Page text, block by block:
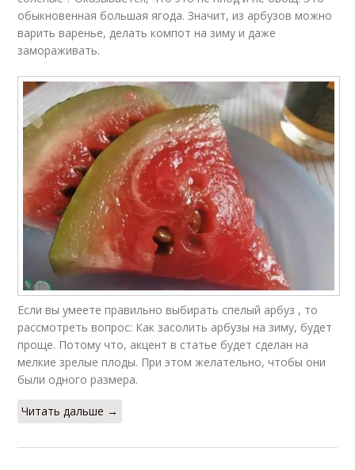
обыкновенная большая ягода. Значит, из арбузов можно
варить варенье, делать компот на зиму и даже
замораживать.
Если вы умеете правильно выбирать спелый арбуз , то
рассмотреть вопрос: Как засолить арбузы на зиму, будет
проще. Потому что, акцент в статье будет сделан на
мелкие зрелые плоды. При этом желательно, чтобы они
были одного размера.
Читать дальше →